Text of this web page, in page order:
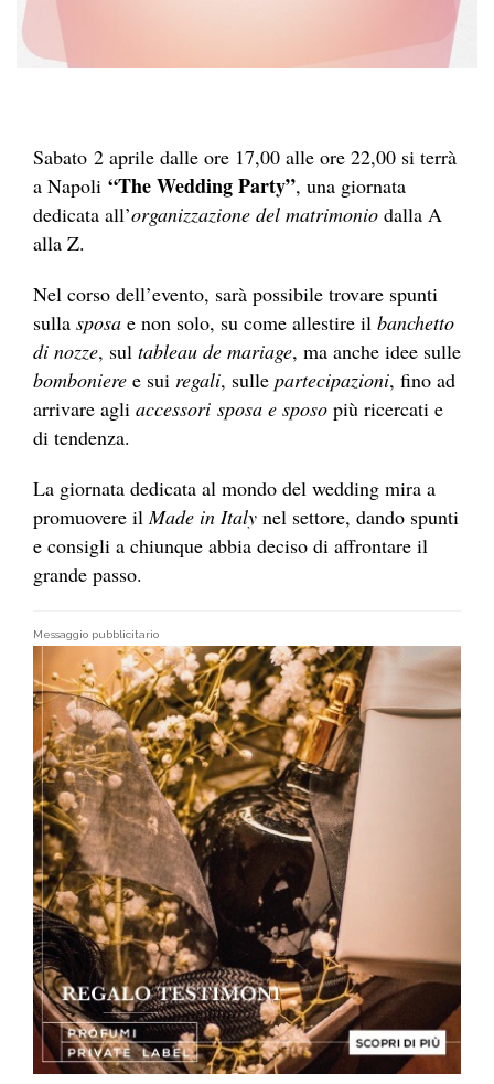
Sabato 2 aprile dalle ore 17,00 alle ore 22,00 si terrà
a Napoli “The Wedding Party”, una giornata
dedicata all’organizzazione del matrimonio dalla A
alla Z.
Nel corso dell’evento, sarà possibile trovare spunti
sulla sposa e non solo, su come allestire il banchetto
di nozze, sul tableau de mariage, ma anche idee sulle
bomboniere e sui regali, sulle partecipazioni, fino ad
arrivare agli accessori sposa e sposo più ricercati e
di tendenza.
La giornata dedicata al mondo del wedding mira a
promuovere il Made in Italy nel settore, dando spunti
e consigli a chiunque abbia deciso di affrontare il
grande passo.
Messaggio pubblicitario